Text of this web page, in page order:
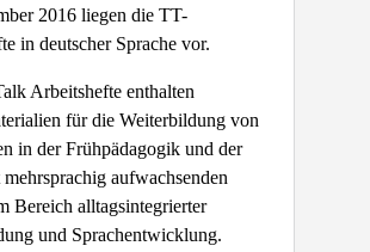
2016 liegen die TT-
in deutscher Sprache vor.
Arbeitshefte enthalten
für die Weiterbildung von
in der Frühpädagogik und der
aufwachsenden
Bereich alltagsintegrierter
und Sprachentwicklung.